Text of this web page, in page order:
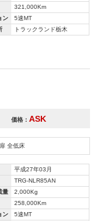
321,000Km
ン
5速MT
トラックランド栃木
価格： ASK
全低床
平成27年03月
TRG-NLR85AN
量
2,000Kg
258,000Km
ン
5速MT